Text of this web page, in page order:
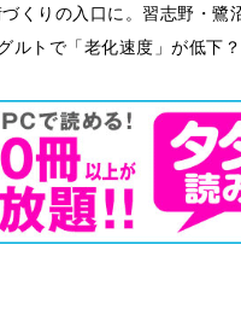
くりの入口に。習志野・
ルトで「老化速度」が低